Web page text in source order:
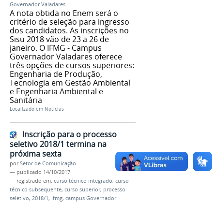
Governador Valadares
A nota obtida no Enem será o
critério de seleção para ingresso
dos candidatos. As inscrições no
Sisu 2018 vão de 23 a 26 de
janeiro. O IFMG - Campus
Governador Valadares oferece
três opções de cursos superiores:
Engenharia de Produção,
Tecnologia em Gestão Ambiental
e Engenharia Ambiental e
Sanitária
Localizado em Notícias
Inscrição para o processo
seletivo 2018/1 termina na
próxima sexta
porSetor de Comunicação
— publicado 14/10/2017
— registrado em: curso técnico integrado, curso
técnico subsequente, curso superior, processo
seletivo, 2018/1, ifmg, campus Governador